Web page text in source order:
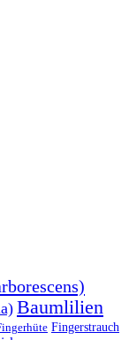
Baumlilien
Fingerstrauch